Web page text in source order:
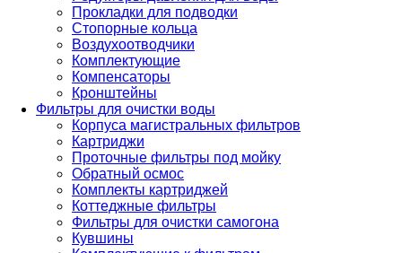
Прокладки для подводки
Стопорные кольца
Воздухоотводчики
Комплектующие
Компенсаторы
Кронштейны
Фильтры для очистки воды
Корпуса магистральных фильтров
Картриджи
Проточные фильтры под мойку
Обратный осмос
Комплекты картриджей
Коттеджные фильтры
Фильтры для очистки самогона
Кувшины